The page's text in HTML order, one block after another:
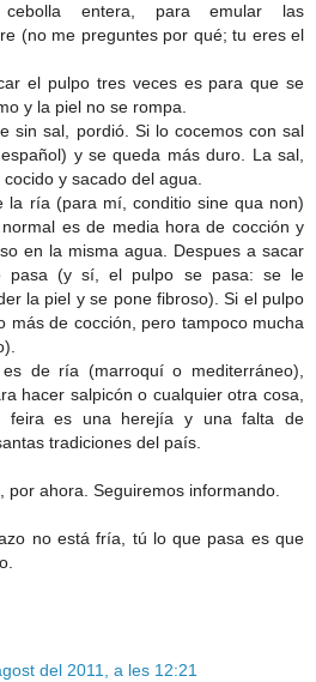
cebolla entera, para emular las
(no me preguntes por qué; tu eres el
el pulpo tres veces es para que se
y la piel no se rompa.
sin sal, pordió. Si lo cocemos con sal
y se queda más duro. La sal,
y sacado del agua.
la ría (para mí, conditio sine qua non)
es de media hora de cocción y
en la misma agua. Despues a sacar
pasa (y sí, el pulpo se pasa: se le
la piel y se pone fibroso). Si el pulpo
más de cocción, pero tampoco mucha
de ría (marroquí o mediterráneo),
hacer salpicón o cualquier otra cosa,
feira es una herejía y una falta de
tradiciones del país.
por ahora. Seguiremos informando.
no está fría, tú lo que pasa es que
del 2011, a les 12:21